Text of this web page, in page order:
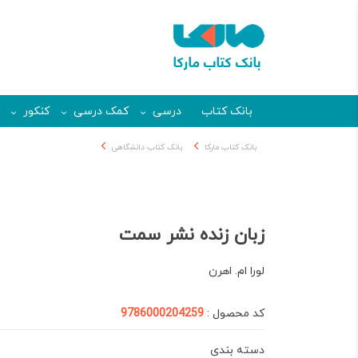
بانک کتاب درسی کمک درسی کنکور
بانک کتاب مارکا بانک کتاب دانشگاهی
زبان زنده نشر سمت
لورا ام. اهرن
کد محصول : 9786000204259
دسته بندی